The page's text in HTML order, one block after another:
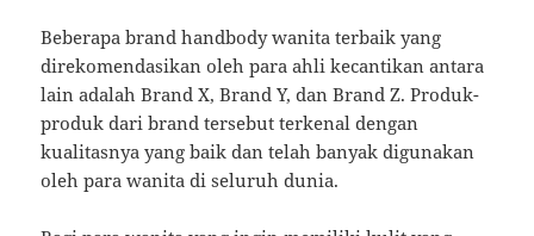
Beberapa brand handbody wanita terbaik yang
direkomendasikan oleh para ahli kecantikan antara
lain adalah Brand X, Brand Y, dan Brand Z. Produk-
produk dari brand tersebut terkenal dengan
kualitasnya yang baik dan telah banyak digunakan
oleh para wanita di seluruh dunia.